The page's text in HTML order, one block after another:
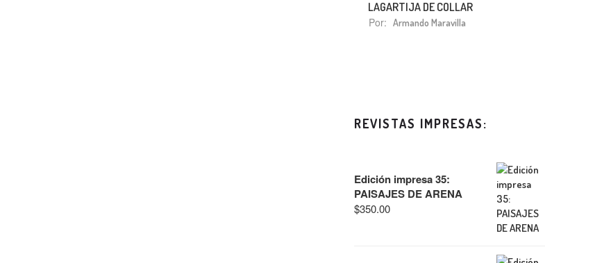
LAGARTIJA DE COLLAR
Por: Armando Maravilla
REVISTAS IMPRESAS:
Edición impresa 35:
PAISAJES DE ARENA
$350.00